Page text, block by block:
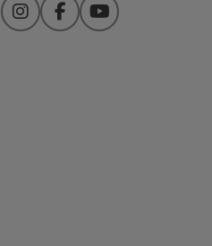
InstagramFacebookYouTube